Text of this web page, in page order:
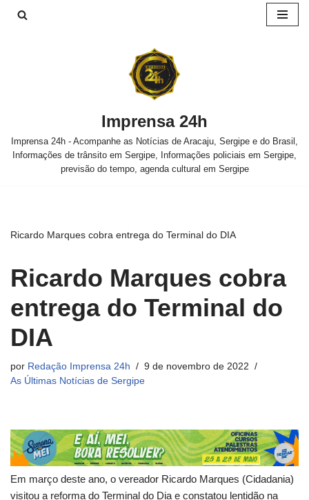
Imprensa 24h
Imprensa 24h - Acompanhe as Notícias de Aracaju, Sergipe e do Brasil,
Informações de trânsito em Sergipe, Informações policiais em Sergipe,
previsão do tempo, agenda cultural em Sergipe
Ricardo Marques cobra entrega do Terminal do DIA
Ricardo Marques cobra
entrega do Terminal do
DIA
por Redação Imprensa 24h
9 de novembro de 2022
As Últimas Notícias de Sergipe
Em março deste ano, o vereador Ricardo Marques (Cidadania)
visitou a reforma do Terminal do Dia e constatou lentidão na